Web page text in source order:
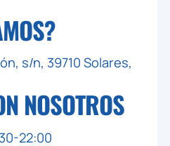
s/n, 39710 Solares,
NOSOTROS
22:00